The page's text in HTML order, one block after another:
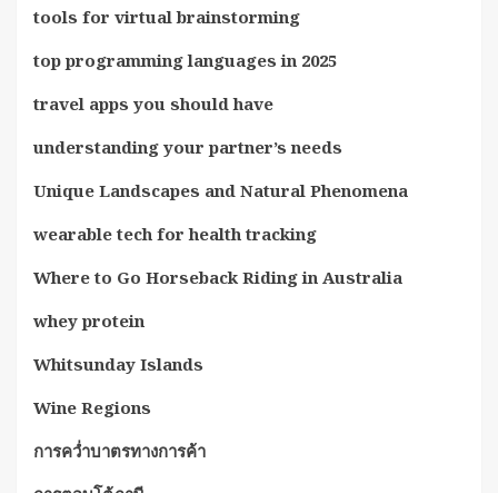
tools for virtual brainstorming
top programming languages in 2025
travel apps you should have
understanding your partner’s needs
Unique Landscapes and Natural Phenomena
wearable tech for health tracking
Where to Go Horseback Riding in Australia
whey protein
Whitsunday Islands
Wine Regions
การคว่ำบาตรทางการค้า